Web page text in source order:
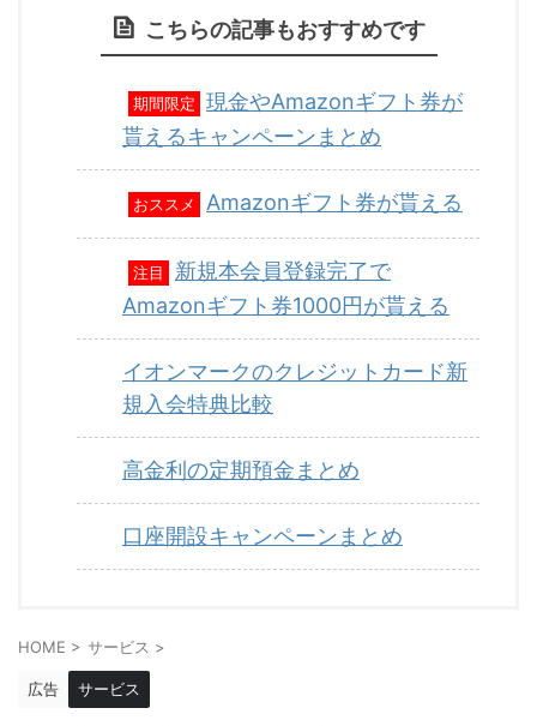
こちらの記事もおすすめです
期間限定
現金やAmazonギフト券が
貰えるキャンペーンまとめ
おススメ Amazonギフト券が貰える
注目
新規本会員登録完了で
Amazonギフト券1000円が貰える
イオンマークのクレジットカード新
規入会特典比較
高金利の定期預金まとめ
口座開設キャンペーンまとめ
HOME > サービス >
広告 サービス